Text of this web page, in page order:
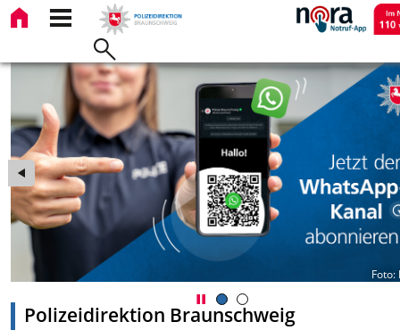
Foto:
Polizeidirektion Braunschweig